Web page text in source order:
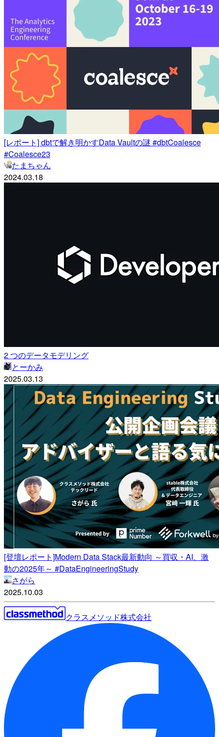
[レポート] dbtで解き明かすData Vaultの謎 #dbtCoalesce
#Coalesce23
たまちゃん
2024.03.18
2 つのデータモデリング
とーかみ
2025.03.13
[登壇レポート]Modern Data Stack最新動向 ～買収・AI、激
動の2025年～ #DataEngineeringStudy
さがら
2025.10.03
クラスメソッド株式会社